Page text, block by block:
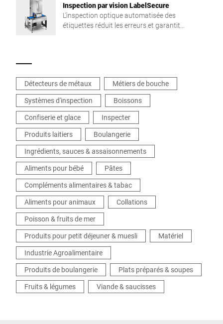
Inspection par vision LabelSecure
L’inspection optique automatisée des
étiquettes réduit les erreurs et garantit
Détecteurs de métaux
Métiers de bouche
Systèmes d'inspection
Boissons
Confiserie et glace
Inspecter
Produits laitiers
Boulangerie
Ingrédients, sauces & assaisonnements
Aliments pour bébé
Pâtes
Compléments alimentaires & tabac
Aliments pour animaux
Collations
Poisson & fruits de mer
Produits pour petit déjeuner & muesli
Matériel
Industrie Agroalimentaire
Produits de boulangerie
Plats préparés & soupes
Fruits & légumes
Viande & saucisses